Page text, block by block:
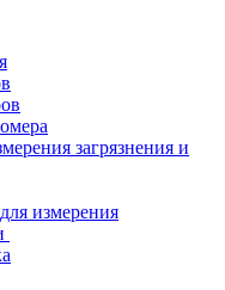
загрязнения и
измерения